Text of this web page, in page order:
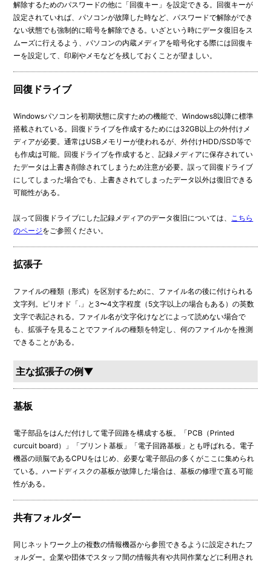
解除するためのパスワードの他に「回復キー」を設定できる。回復キーが
設定されていれば、パソコンが故障した時など、パスワードで解除ができ
ない状態でも強制的に暗号を解除できる。いざという時にデータ復旧をス
ムーズに行えるよう、パソコンの内蔵メディアを暗号化する際には回復キ
ーを設定して、印刷やメモなどを残しておくことが望ましい。
回復ドライブ
Windowsパソコンを初期状態に戻すための機能で、Windows8以降に標準
搭載されている。回復ドライブを作成するためには32GB以上の外付けメ
ディアが必要。通常はUSBメモリーが使われるが、外付けHDD/SSD等で
も作成は可能。回復ドライブを作成すると、記録メディアに保存されてい
たデータは上書き削除されてしまうため注意が必要。誤って回復ドライブ
にしてしまった場合でも、上書きされてしまったデータ以外は復旧できる
可能性がある。
誤って回復ドライブにした記録メディアのデータ復旧については、
こちら
のページをご参照ください。
拡張子
ファイルの種類（形式）を区別するために、ファイル名の後に付けられる
文字列。ピリオド「.」と3〜4文字程度（5文字以上の場合もある）の英数
文字で表記される。ファイル名が文字化けなどによって読めない場合で
も、拡張子を見ることでファイルの種類を特定し、何のファイルかを推測
できることがある。
主な拡張子の例▼
基板
電子部品をはんだ付けして電子回路を構成する板。「PCB（Printed
curcuit board）」「プリント基板」「電子回路基板」とも呼ばれる。電子
機器の頭脳であるCPUをはじめ、必要な電子部品の多くがここに集められ
ている。ハードディスクの基板が故障した場合は、基板の修理で直る可能
性がある。
共有フォルダー
同じネットワーク上の複数の情報機器から参照できるように設定されたフ
ォルダー。企業や団体でスタッフ間の情報共有や共同作業などに利用され